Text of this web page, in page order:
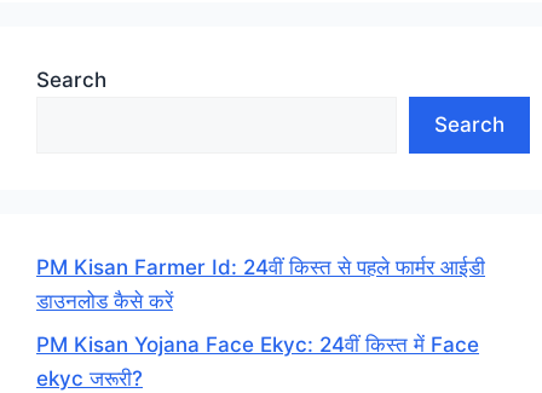
Search
Search
PM Kisan Farmer Id: 24वीं किस्त से पहले फार्मर आईडी
डाउनलोड कैसे करें
PM Kisan Yojana Face Ekyc: 24वीं किस्त में Face
ekyc जरूरी?